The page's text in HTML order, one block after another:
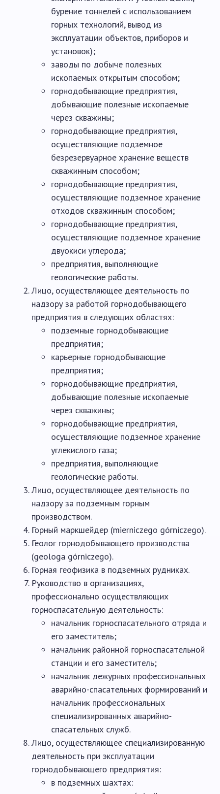
бурение тоннелей с использованием
горных технологий, вывод из
эксплуатации объектов, приборов и
установок);
заводы по добыче полезных
ископаемых открытым способом;
горнодобывающие предприятия,
добывающие полезные ископаемые
через скважины;
горнодобывающие предприятия,
осуществляющие подземное
безрезервуарное хранение веществ
скважинным способом;
горнодобывающие предприятия,
осуществляющие подземное хранение
отходов скважинным способом;
горнодобывающие предприятия,
осуществляющие подземное хранение
двуокиси углерода;
предприятия, выполняющие
геологические работы.
Лицо, осуществляющее деятельность по
надзору за работой горнодобывающего
предприятия в следующих областях:
подземные горнодобывающие
предприятия;
карьерные горнодобывающие
предприятия;
горнодобывающие предприятия,
добывающие полезные ископаемые
через скважины;
горнодобывающие предприятия,
осуществляющие подземное хранение
углекислого газа;
предприятия, выполняющие
геологические работы.
Лицо, осуществляющее деятельность по
надзору за подземным горным
производством.
Горный маркшейдер (mierniczego górniczego).
Геолог горнодобывающего производства
(geologa górniczego).
Горная геофизика в подземных рудниках.
Руководство в организациях,
профессионально осуществляющих
горноспасательную деятельность:
начальник горноспасательного отряда и
его заместитель;
начальник районной горноспасательной
станции и его заместитель;
начальник дежурных профессиональных
аварийно-спасательных формирований и
начальник профессиональных
специализированных аварийно-
спасательных служб.
Лицо, осуществляющее специализированную
деятельность при эксплуатации
горнодобывающего предприятия:
в подземных шахтах: